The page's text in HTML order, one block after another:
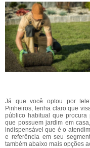
Já que você optou por
Pinheiros, tenha claro que
público habitual que procura
que possuem jardim em
indispensável que é o
e referência em seu
também abaixo mais opções